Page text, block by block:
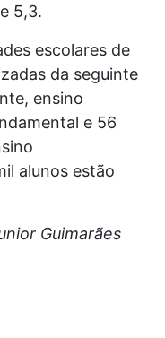
5,3.
escolares de
da seguinte
ensino
e 56
alunos estão
Guimarães